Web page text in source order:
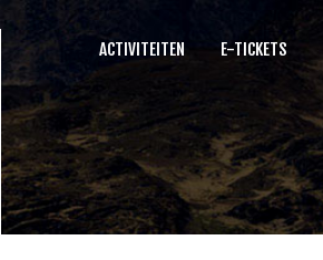
ACTIVITEITEN
E-TICKETS